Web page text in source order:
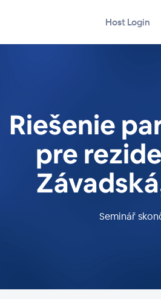
Host Login
Riešenie
​pre
Seminář